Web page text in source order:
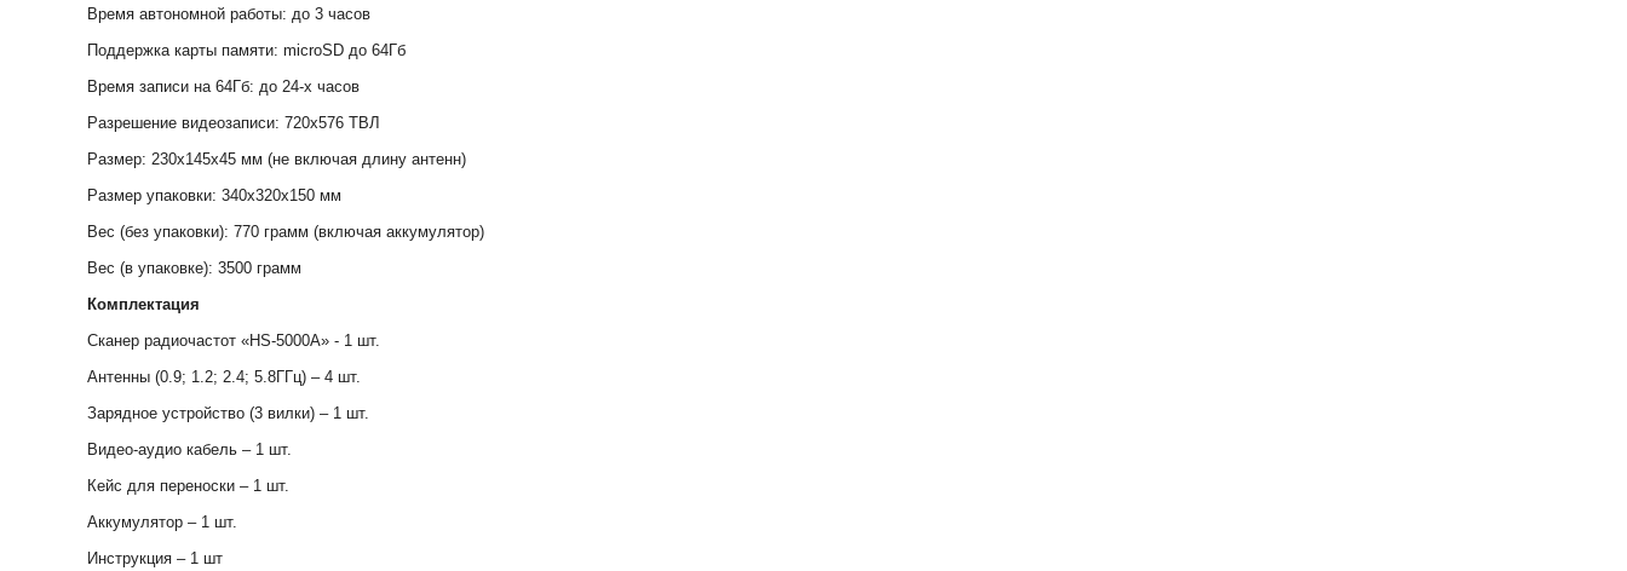
Время автономной работы: до 3 часов
Поддержка карты памяти: microSD до 64Гб
Время записи на 64Гб: до 24-х часов
Разрешение видеозаписи: 720х576 ТВЛ
Размер: 230х145х45 мм (не включая длину антенн)
Размер упаковки: 340х320х150 мм
Вес (без упаковки): 770 грамм (включая аккумулятор)
Вес (в упаковке): 3500 грамм
Комплектация
Сканер радиочастот «HS-5000A» - 1 шт.
Антенны (0.9; 1.2; 2.4; 5.8ГГц) – 4 шт.
Зарядное устройство (3 вилки) – 1 шт.
Видео-аудио кабель – 1 шт.
Кейс для переноски – 1 шт.
Аккумулятор – 1 шт.
Инструкция – 1 шт